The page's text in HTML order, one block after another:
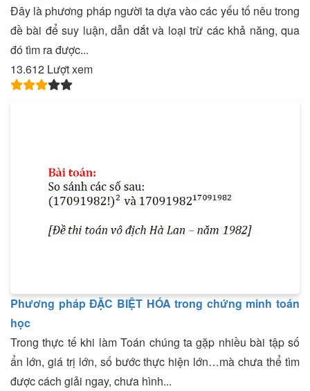
Đây là phương pháp người ta dựa vào các yếu tố nêu trong
đề bài để suy luận, dẫn dắt và loại trừ các khả năng, qua
đó tìm ra được...
13.612 Lượt xem
Phương pháp ĐẶC BIỆT HÓA trong chứng minh toán
học
Trong thực tế khi làm Toán chúng ta gặp nhiều bài tập số
ẩn lớn, giá trị lớn, số bước thực hiện lớn…mà chưa thể tìm
được cách giải ngay, chưa hình...